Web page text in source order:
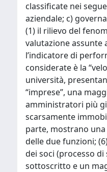
classificate nei
aziendale; c)
(1) il rilievo del
valutazione assunte
l’indicatore di
considerate è la
università,
“imprese”, una
amministratori più
scarsamente
parte, mostrano
delle due funzioni;
dei soci (processo
sottoscritto e un